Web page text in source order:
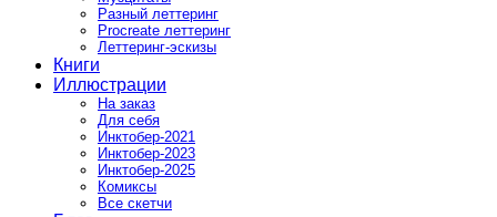
Разный леттеринг
Procreate леттеринг
Леттеринг-эскизы
Книги
Иллюстрации
На заказ
Для себя
Инктобер-2021
Инктобер-2023
Инктобер-2025
Комиксы
Все скетчи